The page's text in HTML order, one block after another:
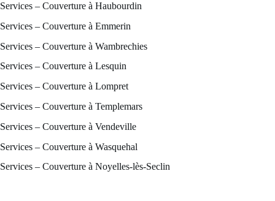
Services – Couverture à Haubourdin
Services – Couverture à Emmerin
Services – Couverture à Wambrechies
Services – Couverture à Lesquin
Services – Couverture à Lompret
Services – Couverture à Templemars
Services – Couverture à Vendeville
Services – Couverture à Wasquehal
Services – Couverture à Noyelles-lès-Seclin